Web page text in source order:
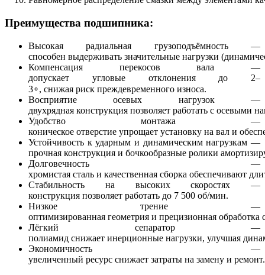
Преимущества подшипника:
Высокая радиальная грузоподъёмность —
способен выдерживать значительные нагрузки
Компенсация перекосов вала —
допускает угловые отклонения до 2–
3∘, снижая риск преждевременного износа.
Восприятие осевых нагрузок —
двухрядная конструкция позволяет работать с осевыми
Удобство монтажа —
коническое отверстие упрощает установку на вал и
Устойчивость к ударным и динамическим нагрузкам —
прочная конструкция и бочкообразные ролики
Долговечность —
хромистая сталь и качественная сборка обеспечивают
Стабильность на высоких скоростях —
конструкция позволяет работать до 7 500 об/мин.
Низкое трение —
оптимизированная геометрия и прецизионная
Лёгкий сепаратор —
полиамид снижает инерционные нагрузки, улучшая
Экономичность —
увеличенный ресурс снижает затраты на замену и ремонт.